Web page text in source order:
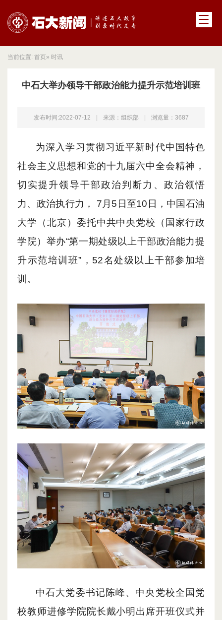
当前位置: 首页» 时讯
中石大举办领导干部政治能力提升示范培训班
发布时间:2022-07-12 来源：组织部 浏览量： 3687
为深入学习贯彻习近平新时代中国特色
社会主义思想和党的十九届六中全会精神，
切实提升领导干部政治判断力、政治领悟
力、政治执行力， 7月 5 日至10 日，中国石油
大学（北京）委托中共中央党校（国家行政
学院）举办“第一期处级以上干部政治能力提
升示范培训班”， 52名处级以上干部参加培
训。
中石大党委书记陈峰、中央党校全国党
校教师进修学院院长戴小明出席开班仪式并